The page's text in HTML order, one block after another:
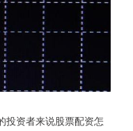
投资者来说股票配资怎